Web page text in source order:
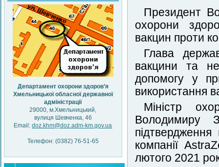
Департамент охорони здоров’я
Хмельницької обласної державної
адміністрації
29000, м.Хмельницький,
вулиця Шевченка, 46
Email:doz.khm@doz.adm-km.gov.ua
Телефон: (0382) 76-51-65
Президент
охорони
вакцин проти
Глава
вакцини та
допомогу у
використання
Міністр
Володимиру
компанії
лютого 2021